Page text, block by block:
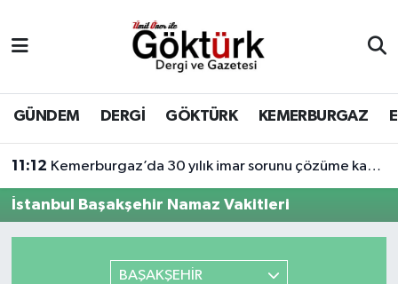
GÜNDEM DERGİ GÖKTÜRK KEMERBURGAZ
11:12 Kemerburgaz’da 30 yılık imar sorunu çözüme kavuşuyor
İstanbul Başakşehir Namaz Vakitleri
BAŞAKŞEHİR
BİLİM
DERGİ
DÜNYA
Eyüpsultan Hava Durumu
Eyüpsultan Trafik Yoğunluk Haritası
Süper Lig Puan Durumu ve Fikstür
Tüm Manşetler